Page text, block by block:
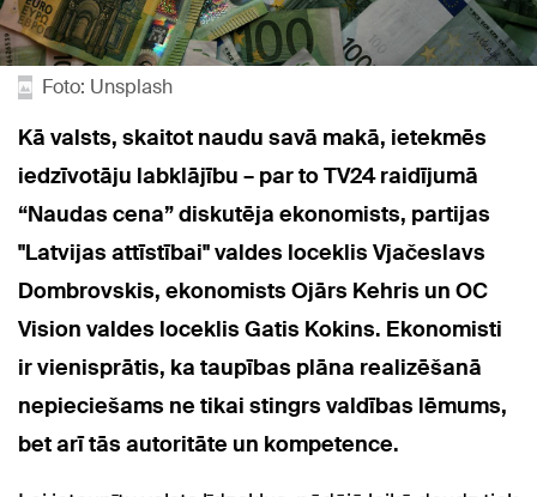
Foto: Unsplash
Kā valsts, skaitot naudu savā makā, ietekmēs
iedzīvotāju labklājību – par to TV24 raidījumā
“Naudas cena” diskutēja ekonomists, partijas
"Latvijas attīstībai" valdes loceklis Vjačeslavs
Dombrovskis, ekonomists Ojārs Kehris un OC
Vision valdes loceklis Gatis Kokins. Ekonomisti
ir vienisprātis, ka taupības plāna realizēšanā
nepieciešams ne tikai stingrs valdības lēmums,
bet arī tās autoritāte un kompetence.